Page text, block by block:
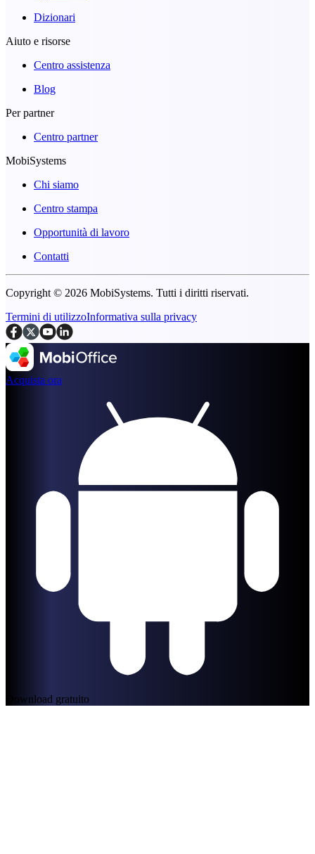
Dizionari
Aiuto e risorse
Centro assistenza
Blog
Per partner
Centro partner
MobiSystems
Chi siamo
Centro stampa
Opportunità di lavoro
Contatti
Copyright © 2026 MobiSystems. Tutti i diritti riservati.
Termini di utilizzoInformativa sulla privacy
Acquista ora
Download gratuito